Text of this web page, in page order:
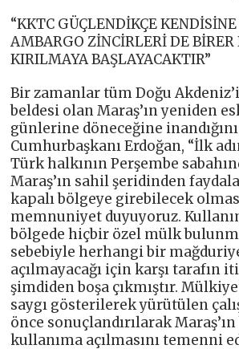
“KKTC GÜÇLENDİKÇE
AMBARGO ZİNCİRLERİ DE BİRER
KIRILMAYA BAŞLAYACAKTIR”
Bir zamanlar tüm Doğu
beldesi olan Maraş’ın yeniden
günlerine döneceğine
Cumhurbaşkanı Erdoğan, “İlk
Türk halkının Perşembe
Maraş’ın sahil şeridinden
kapalı bölgeye girebilecek
memnuniyet duyuyoruz.
bölgede hiçbir özel mülk
sebebiyle herhangi bir
açılmayacağı için karşı tarafın
şimdiden boşa çıkmıştır.
saygı gösterilerek yürütülen
önce sonuçlandırılarak
kullanıma açılmasını temenni